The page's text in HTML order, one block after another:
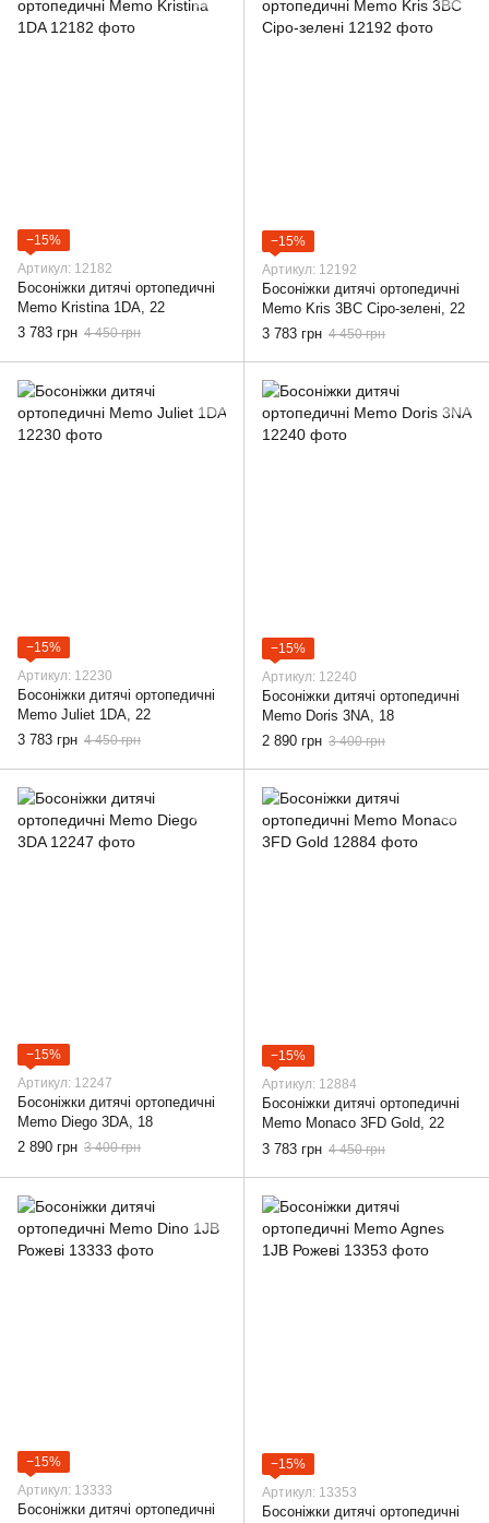
−15%
Артикул: 12182
Босоніжки дитячі ортопедичні
Memo Kristina 1DA, 22
3 783 грн 4 450 грн
−15%
Артикул: 12192
Босоніжки дитячі ортопедичні
Memo Kris 3BC Сіро-зелені, 22
3 783 грн 4 450 грн
−15%
Артикул: 12230
Босоніжки дитячі ортопедичні
Memo Juliet 1DA, 22
3 783 грн 4 450 грн
−15%
Артикул: 12240
Босоніжки дитячі ортопедичні
Memo Doris 3NA, 18
2 890 грн 3 400 грн
−15%
Артикул: 12247
Босоніжки дитячі ортопедичні
Memo Diego 3DA, 18
2 890 грн 3 400 грн
−15%
Артикул: 12884
Босоніжки дитячі ортопедичні
Memo Monaco 3FD Gold, 22
3 783 грн 4 450 грн
−15%
Артикул: 13333
Босоніжки дитячі ортопедичні
−15%
Артикул: 13353
Босоніжки дитячі ортопедичні